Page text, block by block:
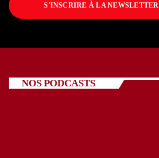
S'INSCRIRE À LA NEWSLETTER
NOS PODCASTS